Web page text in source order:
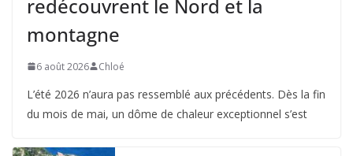
redécouvrent le Nord et la
montagne
6 août 2026 Chloé
L’été 2026 n’aura pas ressemblé aux précédents. Dès la fin
du mois de mai, un dôme de chaleur exceptionnel s’est